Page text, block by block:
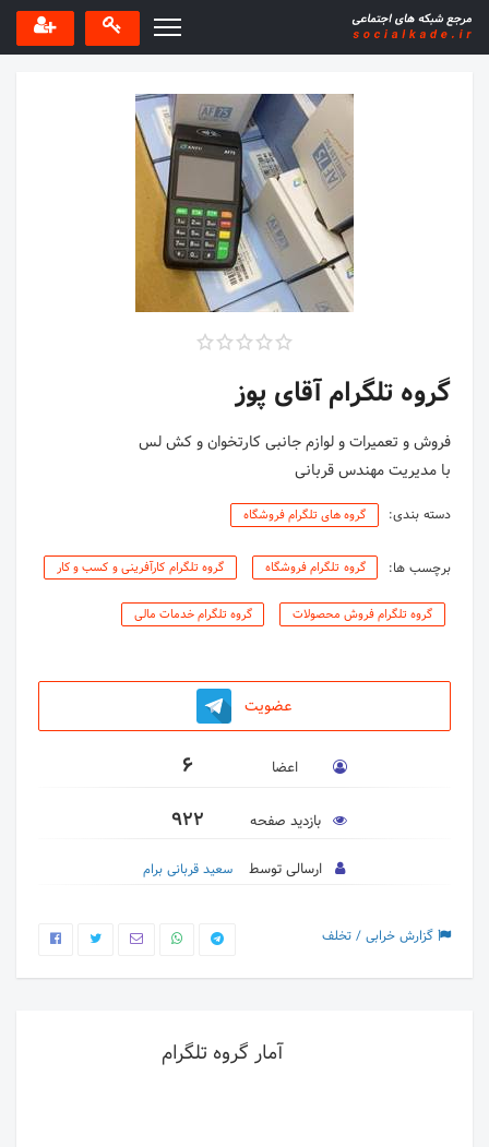
گروه تلگرام آقای پوز
با مدیریت مهندس قربانی
دسته بندی: گروه های تلگرام فروشگاه
برچسب ها: گروه تلگرام فروشگاه گروه تلگرام کارآفرینی و کسب و کار
گروه تلگرام فروش محصولات گروه تلگرام خدمات مالی
عضویت
اعضا 6
بازدید صفحه 922
ارسالی توسط سعید قربانی برام
گزارش خرابی / تخلف
آمار گروه تلگرام